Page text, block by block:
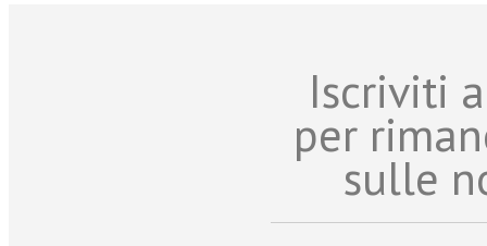
Iscriviti
per
sulle